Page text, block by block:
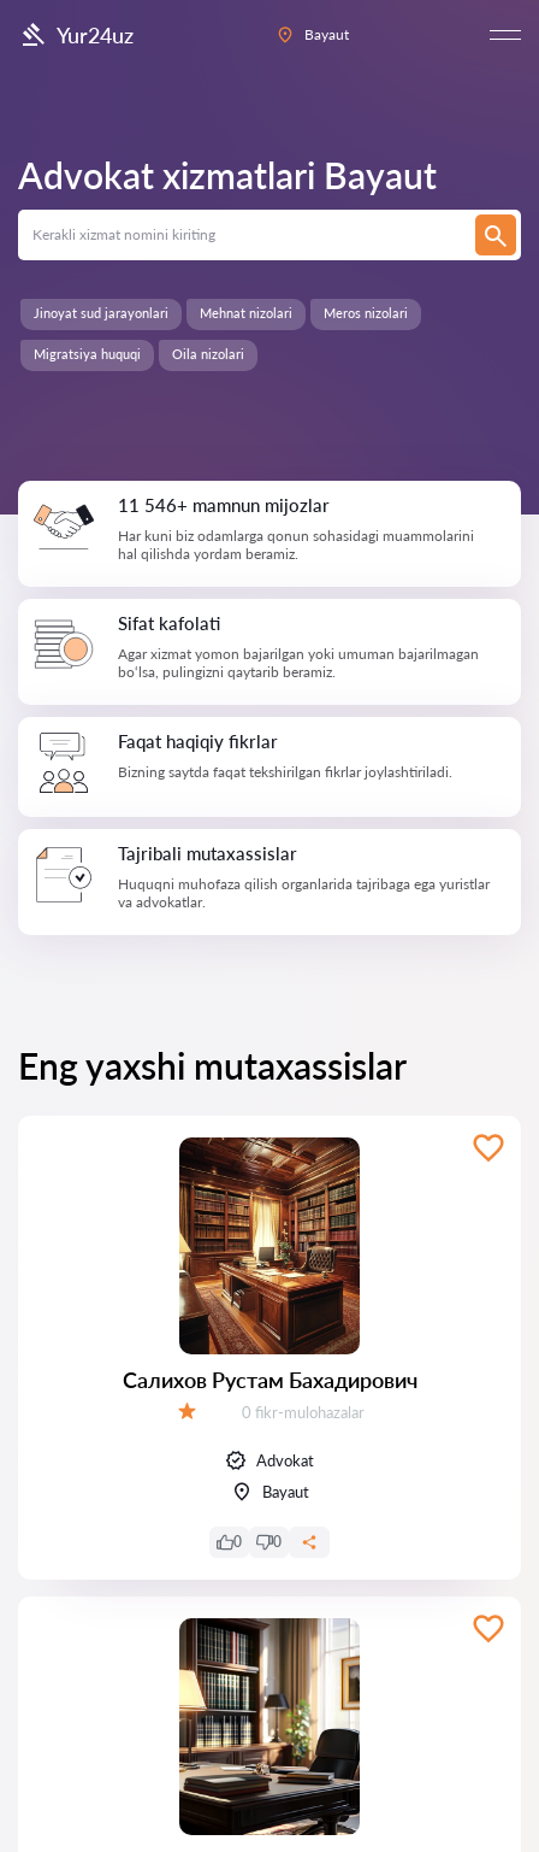
Yur24uz Bayaut
Advokat xizmatlari Bayaut
Oila nizolari
Jinoyat sud jarayonlari Mehnat nizolari Meros nizolari
Migratsiya huquqi
11 546+ mamnun mijozlar
Har kuni biz odamlarga qonun sohasidagi muammolarini
hal qilishda yordam beramiz.
Sifat kafolati
Agar xizmat yomon bajarilgan yoki umuman bajarilmagan
bo‘lsa, pulingizni qaytarib beramiz.
Faqat haqiqiy fikrlar
Bizning saytda faqat tekshirilgan fikrlar joylashtiriladi.
Tajribali mutaxassislar
Huquqni muhofaza qilish organlarida tajribaga ega yuristlar
va advokatlar.
Eng yaxshi mutaxassislar
Салихов Рустам Бахадирович
Fikrlar:
0 fikr-mulohazalar
Advokat
Bayaut
0 0